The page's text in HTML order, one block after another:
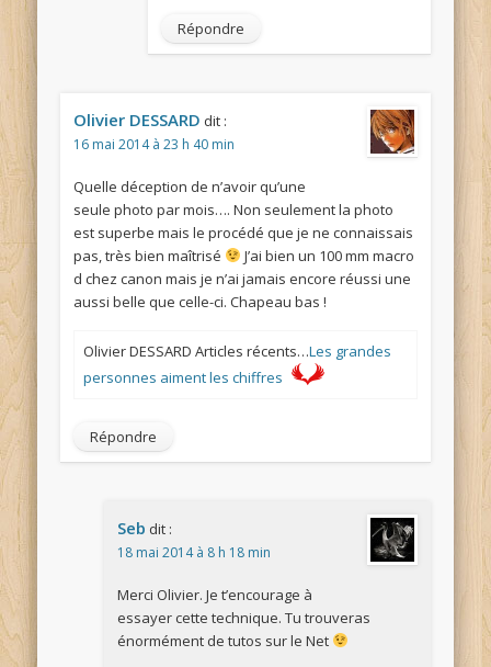
Répondre
Olivier DESSARD dit :
16 mai 2014 à 23 h 40 min
Quelle déception de n’avoir qu’une
seule photo par mois…. Non seulement la photo
est superbe mais le procédé que je ne connaissais
pas, très bien maîtrisé
J’ai bien un 100 mm macro
d chez canon mais je n’ai jamais encore réussi une
aussi belle que celle-ci. Chapeau bas !
Olivier DESSARD Articles récents…Les grandes
personnes aiment les chiffres
Répondre
Seb dit :
18 mai 2014 à 8 h 18 min
Merci Olivier. Je t’encourage à
essayer cette technique. Tu trouveras
énormément de tutos sur le Net